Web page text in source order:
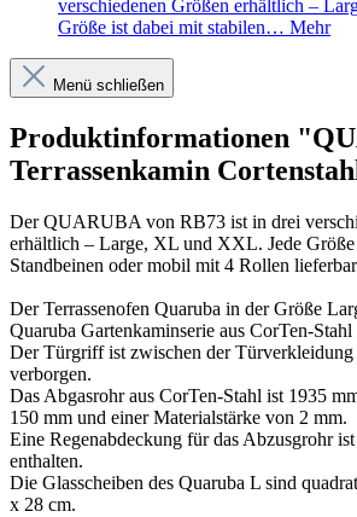
verschiedenen Größen erhältlich –
Größe ist dabei mit stabilen… Mehr
Menü schließen
Produktinformationen
Terrassenkamin
Der QUARUBA von RB73 ist in drei
erhältlich – Large, XL und XXL. Jede Größe
Standbeinen oder mobil mit 4 Rollen
Der Terrassenofen Quaruba in der Größe
Quaruba Gartenkaminserie aus CorTen-
Der Türgriff ist zwischen der Türverkleidung
verborgen.
Das Abgasrohr aus CorTen-Stahl ist 1935
150 mm und einer Materialstärke von 2 mm.
Eine Regenabdeckung für das Abzusgrohr
enthalten.
Die Glasscheiben des Quaruba L sind
x 28 cm.